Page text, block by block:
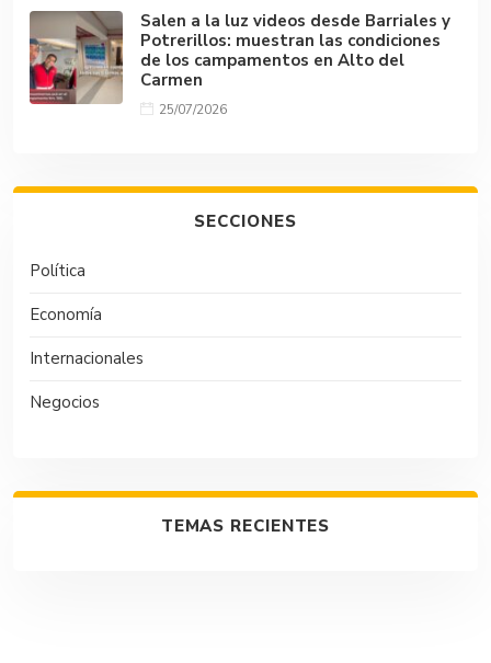
Salen a la luz videos desde Barriales y
Potrerillos: muestran las condiciones
de los campamentos en Alto del
Carmen
25/07/2026
SECCIONES
Política
Economía
Internacionales
Negocios
TEMAS RECIENTES